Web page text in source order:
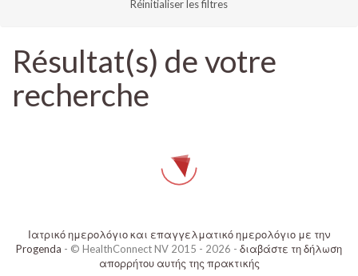
Réinitialiser les filtres
Résultat(s) de votre
recherche
Ιατρικό ημερολόγιο και επαγγελματικό ημερολόγιο με την
Progenda - © HealthConnect NV 2015 - 2026 - διαβάστε τη δήλωση
απορρήτου αυτής της πρακτικής